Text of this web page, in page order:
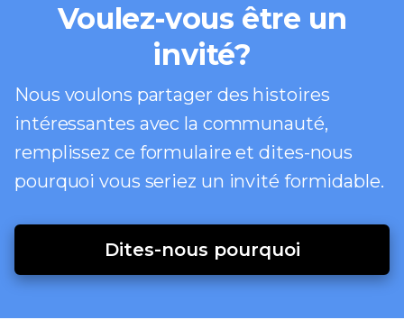
Voulez-vous être un
invité?
Nous voulons partager des histoires
intéressantes avec la communauté,
remplissez ce formulaire et dites-nous
pourquoi vous seriez un invité formidable.
Dites-nous pourquoi